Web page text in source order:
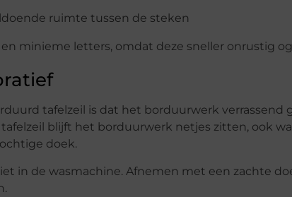
ruimte tussen de steken
minieme letters, omdat deze sneller onrustig
tafelzeil is dat het borduurwerk verrassend
blijft het borduurwerk netjes zitten, ook
doek.
in de wasmachine. Afnemen met een zachte